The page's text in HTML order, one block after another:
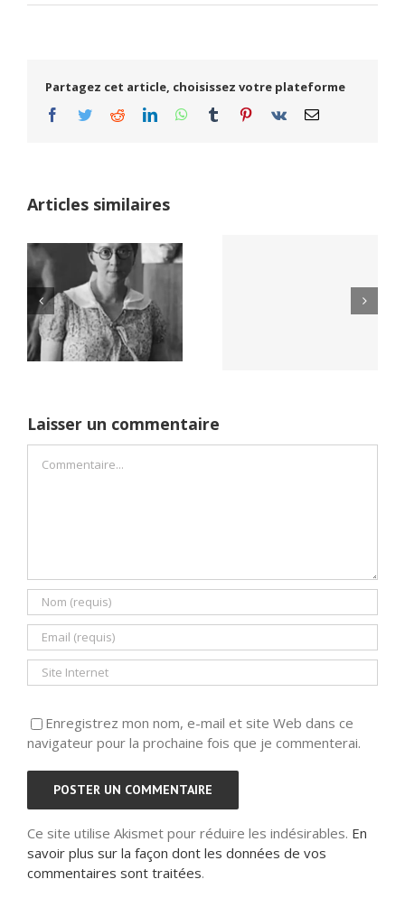
Partagez cet article, choisissez votre plateforme
Facebook
TwitterRedditLinkedInWhatsApp
Tumblr Pinterest
Vk Email
Articles similaires
Netflix Field of
Dreams (1989)
Yaïr Golan : une
Laisser un commentaire
Enregistrez mon nom, e-mail et site Web dans ce
navigateur pour la prochaine fois que je commenterai.
Ce site utilise Akismet pour réduire les indésirables. En
savoir plus sur la façon dont les données de vos
commentaires sont traitées.